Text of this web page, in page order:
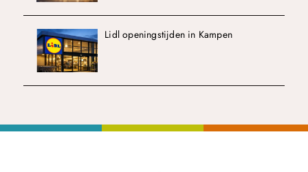
Lidl openingstijden in Kampen